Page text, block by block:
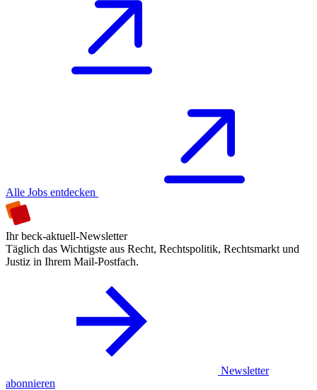
Alle Jobs entdecken
Ihr beck-aktuell-Newsletter
Täglich das Wichtigste aus Recht, Rechtspolitik, Rechtsmarkt und
Justiz in Ihrem Mail-Postfach.
Newsletter
abonnieren